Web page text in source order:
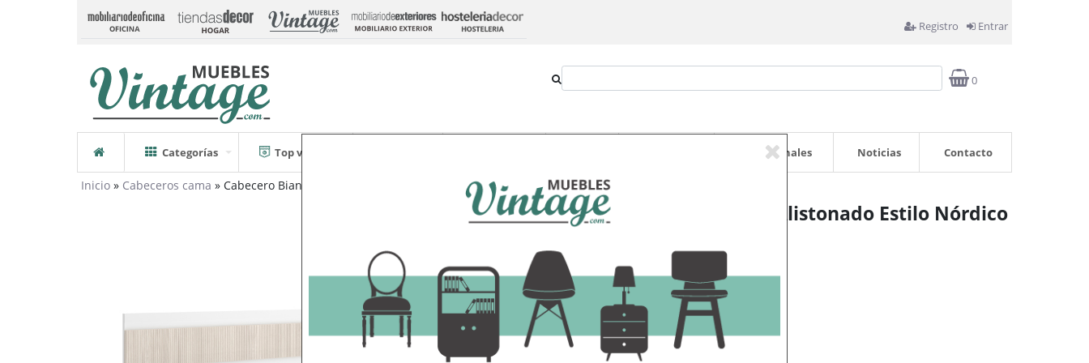
Registro Entrar
0
Categorías Top ventas Profesionales Noticias Contacto
Inicio » Cabeceros cama » Cabecero Bianca Blanco Alistonado Estilo Nórdico con 2 Mesitas de Noche
Cabecero Bianca Blanco Alistonado Estilo Nórdico
con 2 Mesitas de Noche
218,53 €
- Añadir al carrito
Ver opciones
IVA incluido en el precio
Transporte:GRATIS!